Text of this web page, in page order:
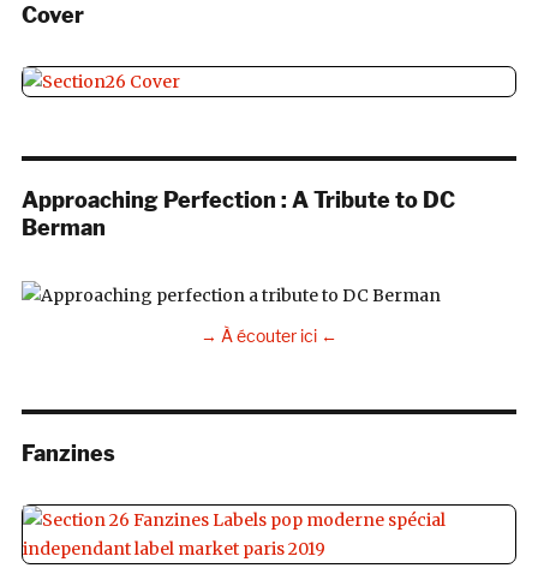
Cover
Approaching Perfection : A Tribute to DC
Berman
→ À écouter ici ←
Fanzines